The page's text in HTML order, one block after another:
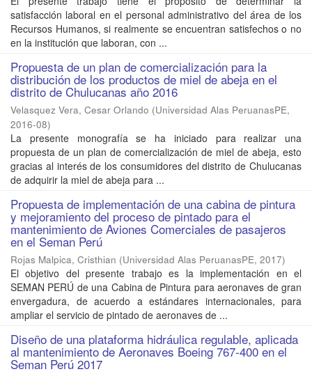
satisfacción laboral en el personal administrativo del área de los
Recursos Humanos, si realmente se encuentran satisfechos o no
en la institución que laboran, con ...
Propuesta de un plan de comercialización para la
distribución de los productos de miel de abeja en el
distrito de Chulucanas año 2016
Velasquez Vera, Cesar Orlando (Universidad Alas PeruanasPE,
2016-08)
La presente monografía se ha iniciado para realizar una
propuesta de un plan de comercialización de miel de abeja, esto
gracias al interés de los consumidores del distrito de Chulucanas
de adquirir la miel de abeja para ...
Propuesta de implementación de una cabina de pintura
y mejoramiento del proceso de pintado para el
mantenimiento de Aviones Comerciales de pasajeros
en el Seman Perú
Rojas Malpica, Cristhian (Universidad Alas PeruanasPE, 2017)
El objetivo del presente trabajo es la implementación en el
SEMAN PERÚ de una Cabina de Pintura para aeronaves de gran
envergadura, de acuerdo a estándares internacionales, para
ampliar el servicio de pintado de aeronaves de ...
Diseño de una plataforma hidráulica regulable, aplicada
al mantenimiento de Aeronaves Boeing 767-400 en el
Seman Perú 2017